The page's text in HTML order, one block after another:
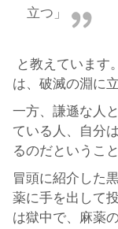
立つ」
と教えています
は、破滅の淵に
一方、謙遜な人
ている人、自分
るのだというこ
冒頭に紹介した
薬に手を出して
は獄中で、麻薬